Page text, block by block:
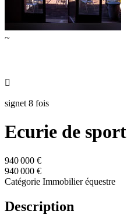
~

signet 8 fois
Ecurie de sport
940 000 €
940 000 €
Catégorie Immobilier équestre
Description